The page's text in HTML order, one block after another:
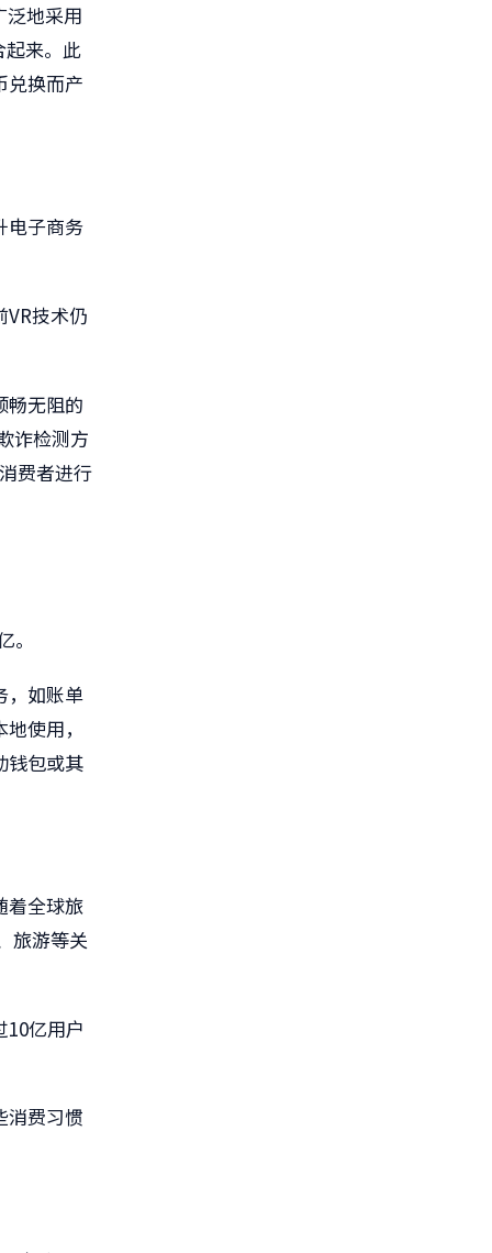
泛地采用
起来。此
兑换而产
电子商务
技术仍
畅无阻的
诈检测方
费者进行
，如账单
使用，
钱包或其
着全球旅
旅游等关
亿用户
消费习惯